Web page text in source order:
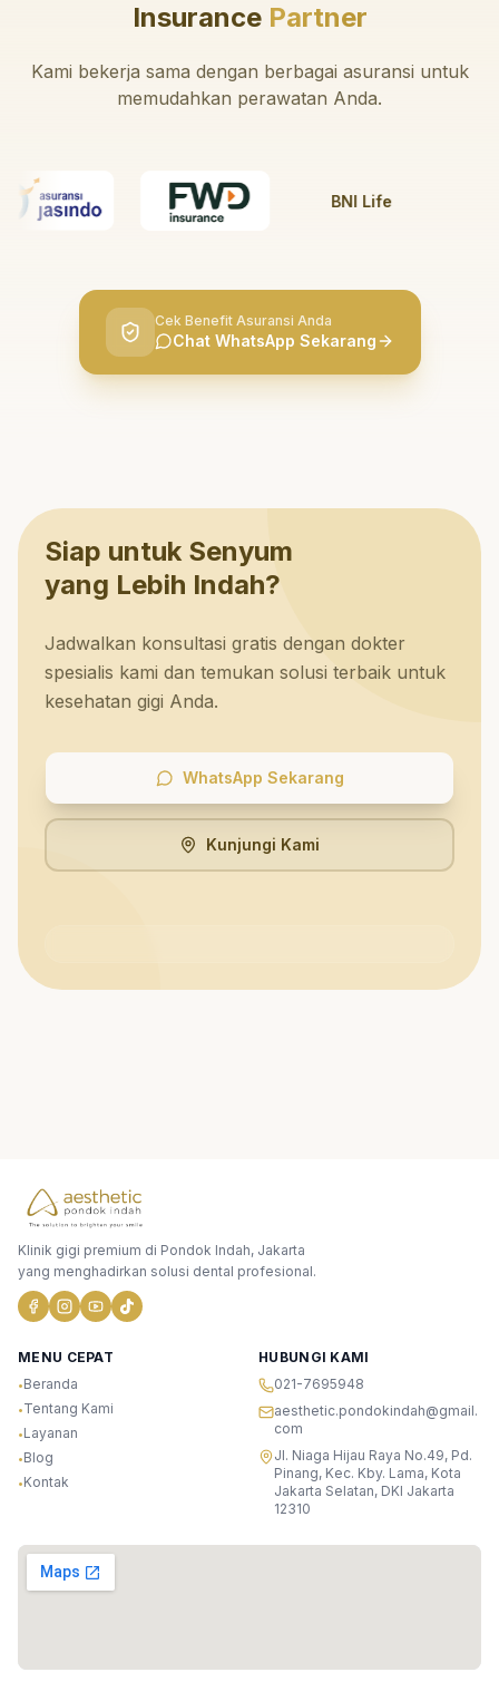
InsurancePartner
Kami bekerja sama dengan berbagai asuransi untuk
memudahkan perawatan Anda.
BNI Life
Cek Benefit Asuransi Anda
Chat WhatsApp Sekarang
Siap untuk Senyum
yang Lebih Indah?
Jadwalkan konsultasi gratis dengan dokter
spesialis kami dan temukan solusi terbaik untuk
kesehatan gigi Anda.
WhatsApp Sekarang
Kunjungi Kami
Klinik gigi premium di Pondok Indah, Jakarta
yang menghadirkan solusi dental profesional.
MENU CEPAT
•Beranda
•Tentang Kami
•Layanan
•Blog
•Kontak
HUBUNGI KAMI
021-7695948
aesthetic.pondokindah@gmail.
com
Jl. Niaga Hijau Raya No.49, Pd.
Pinang, Kec. Kby. Lama, Kota
Jakarta Selatan, DKI Jakarta
12310